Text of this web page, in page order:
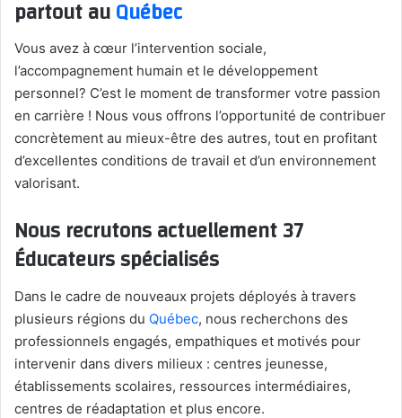
partout auQuébec
Vous avez à cœur l’intervention sociale,
l’accompagnement humain et le développement
personnel? C’est le moment de transformer votre passion
en carrière ! Nous vous offrons l’opportunité de contribuer
concrètement au mieux-être des autres, tout en profitant
d’excellentes conditions de travail et d’un environnement
valorisant.
Nous recrutons actuellement 37
Éducateurs spécialisés
Dans le cadre de nouveaux projets déployés à travers
plusieurs régions du Québec, nous recherchons des
professionnels engagés, empathiques et motivés pour
intervenir dans divers milieux : centres jeunesse,
établissements scolaires, ressources intermédiaires,
centres de réadaptation et plus encore.